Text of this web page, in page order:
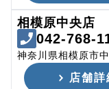
相模原中央店
042-768-
神奈川県相模原市
店舗詳